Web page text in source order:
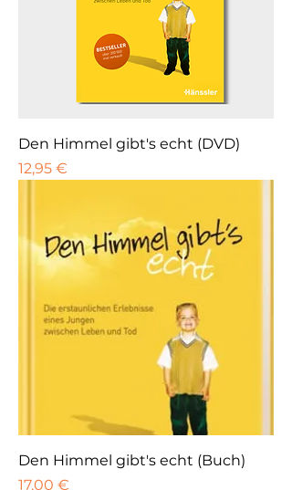
Den Himmel gibt's echt (DVD)
Preis
12,95 €
Den Himmel gibt's echt (Buch)
Preis
17,00 €